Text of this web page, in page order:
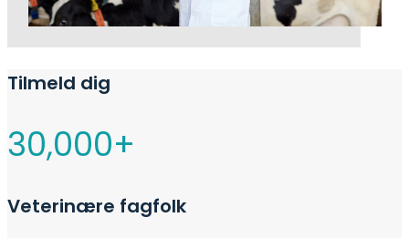
Tilmeld dig
30,000+
Veterinære fagfolk